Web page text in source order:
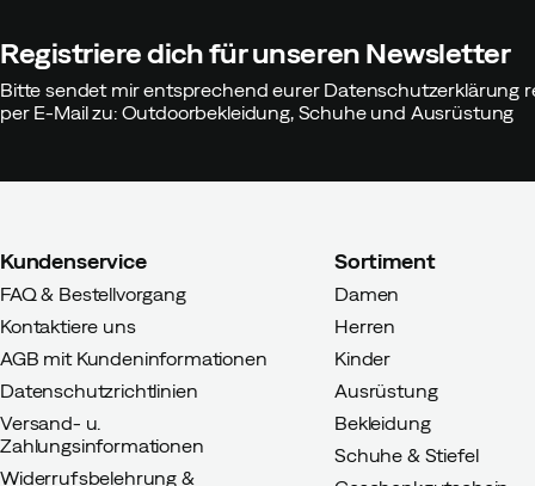
Registriere dich für unseren Newsletter
Bitte sendet mir entsprechend eurer Datenschutzerklärung
per E-Mail zu: Outdoorbekleidung, Schuhe und Ausrüstung
Kundenservice
FAQ & Bestellvorgang
Kontaktiere uns
AGB mit Kundeninformationen
Datenschutzrichtlinien
Versand- u.
Zahlungsinformationen
Widerrufsbelehrung &
Sortiment
Damen
Herren
Kinder
Ausrüstung
Bekleidung
Schuhe & Stiefel